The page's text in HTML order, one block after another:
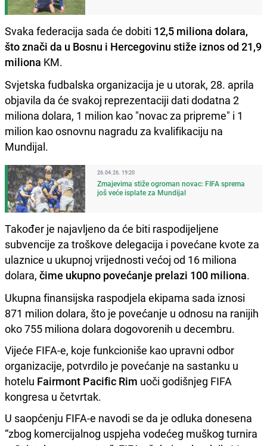
Svaka federacija sada će dobiti 12,5 miliona dolara,
što znači da u Bosnu i Hercegovinu stiže iznos od 21,9
miliona KM.
Svjetska fudbalska organizacija je u utorak, 28. aprila
objavila da će svakoj reprezentaciji dati dodatna 2
miliona dolara, 1 milion kao "novac za pripreme" i 1
milion kao osnovnu nagradu za kvalifikaciju na
Mundijal.
26.04.26. 19:20
Zmajevima stiže ogroman novac: FIFA sprema
još veće isplate za Mundijal
Također je najavljeno da će biti raspodijeljene
subvencije za troškove delegacija i povećane kvote za
ulaznice u ukupnoj vrijednosti većoj od 16 miliona
dolara, čime ukupno povećanje prelazi 100 miliona.
Ukupna finansijska raspodjela ekipama sada iznosi
871 milion dolara, što je povećanje u odnosu na ranijih
oko 755 miliona dolara dogovorenih u decembru.
Vijeće FIFA-e, koje funkcioniše kao upravni odbor
organizacije, potvrdilo je povećanje na sastanku u
hotelu Fairmont Pacific Rim uoči godišnjeg FIFA
kongresa u četvrtak.
U saopćenju FIFA-e navodi se da je odluka donesena
“zbog komercijalnog uspjeha vodećeg muškog turnira